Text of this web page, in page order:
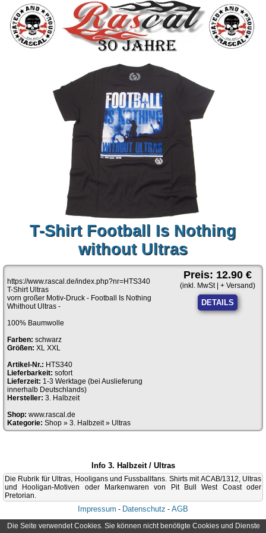
T-Shirt Football Is Nothing
without Ultras
https://www.rascal.de/index.php?nr=HTS340
T-Shirt Ultras
vorn großer Motiv-Druck - Football Is Nothing
Whithout Ultras -
100% Baumwolle
Farben: schwarz
Größen: XL XXL
Artikel-Nr.: HTS340
Lieferbarkeit: sofort
Lieferzeit: 1-3 Werktage (bei Auslieferung
innerhalb Deutschlands)
Hersteller: 3. Halbzeit
Shop: www.rascal.de
Kategorie: Shop » 3. Halbzeit» Ultras
Preis: 12.90 €
(inkl. MwSt | + Versand)
DETAILS
Info 3. Halbzeit / Ultras
Die Rubrik für Ultras, Hooligans und Fussballfans. Shirts mit ACAB/1312, Ultras
und Hooligan-Motiven oder Markenwaren von Pit Bull West Coast oder
Pretorian.
Impressum - Datenschutz - AGB
Die Seite verwendet Cookies. Sie können nicht benötigte Cookies und Dienste